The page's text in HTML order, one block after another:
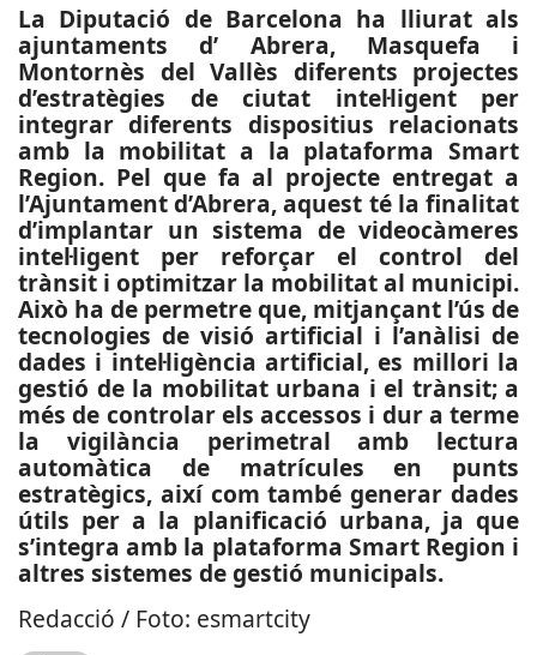
La Diputació de Barcelona ha lliurat als
ajuntaments d’ Abrera, Masquefa i
Montornès del Vallès diferents projectes
d’estratègies de ciutat intel·ligent per
integrar diferents dispositius relacionats
amb la mobilitat a la plataforma Smart
Region. Pel que fa al projecte entregat a
l’Ajuntament d’Abrera, aquest té la finalitat
d’implantar un sistema de videocàmeres
intel·ligent per reforçar el control del
trànsit i optimitzar la mobilitat al municipi.
Això ha de permetre que, mitjançant l’ús de
tecnologies de visió artificial i l’anàlisi de
dades i intel·ligència artificial, es millori la
gestió de la mobilitat urbana i el trànsit; a
més de controlar els accessos i dur a terme
la vigilància perimetral amb lectura
automàtica de matrícules en punts
estratègics, així com també generar dades
útils per a la planificació urbana, ja que
s’integra amb la plataforma Smart Region i
altres sistemes de gestió municipals.
Redacció / Foto: esmartcity